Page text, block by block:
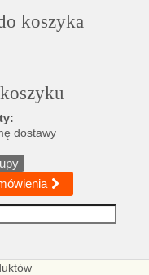
koszyka
dostawy